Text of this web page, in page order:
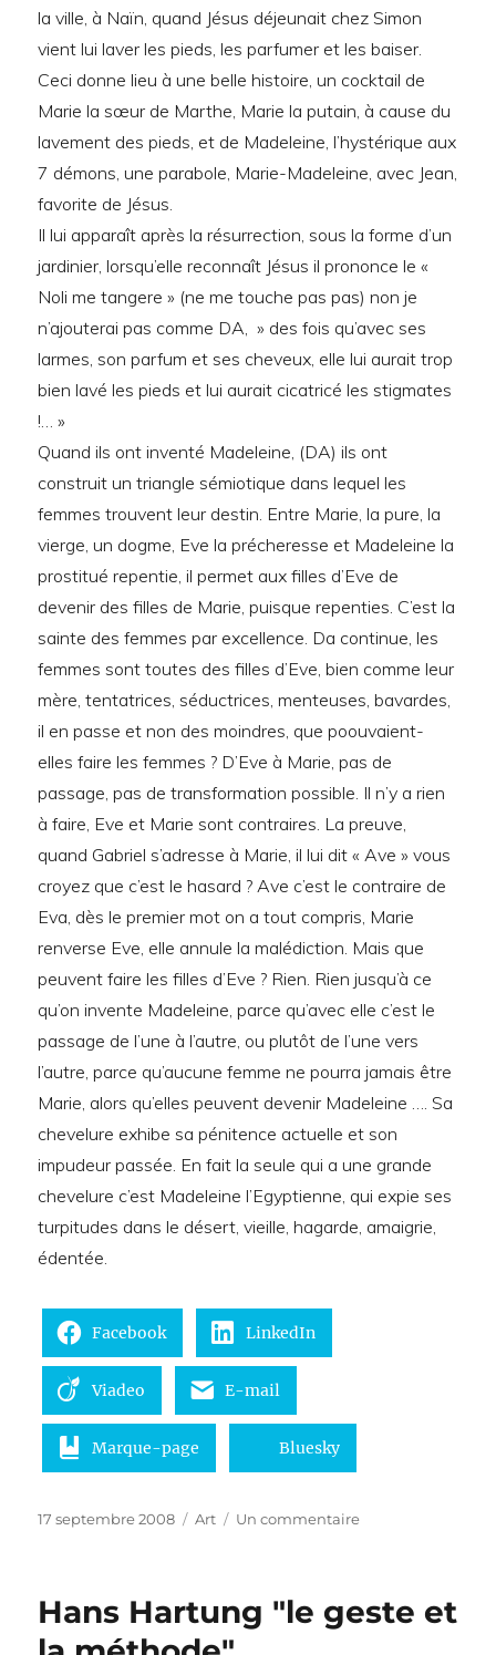
la ville, à Naïn, quand Jésus déjeunait chez Simon
vient lui laver les pieds, les parfumer et les baiser.
Ceci donne lieu à une belle histoire, un cocktail de
Marie la sœur de Marthe, Marie la putain, à cause du
lavement des pieds, et de Madeleine, l’hystérique aux
7 démons, une parabole, Marie-Madeleine, avec Jean,
favorite de Jésus.
Il lui apparaît après la résurrection, sous la forme d’un
jardinier, lorsqu’elle reconnaît Jésus il prononce le «
Noli me tangere » (ne me touche pas pas) non je
n’ajouterai pas comme DA, » des fois qu’avec ses
larmes, son parfum et ses cheveux, elle lui aurait trop
bien lavé les pieds et lui aurait cicatricé les stigmates
!… »
Quand ils ont inventé Madeleine, (DA) ils ont
construit un triangle sémiotique dans lequel les
femmes trouvent leur destin. Entre Marie, la pure, la
vierge, un dogme, Eve la précheresse et Madeleine la
prostitué repentie, il permet aux filles d’Eve de
devenir des filles de Marie, puisque repenties. C’est la
sainte des femmes par excellence. Da continue, les
femmes sont toutes des filles d’Eve, bien comme leur
mère, tentatrices, séductrices, menteuses, bavardes,
il en passe et non des moindres, que poouvaient-
elles faire les femmes ? D’Eve à Marie, pas de
passage, pas de transformation possible. Il n’y a rien
à faire, Eve et Marie sont contraires. La preuve,
quand Gabriel s’adresse à Marie, il lui dit « Ave » vous
croyez que c’est le hasard ? Ave c’est le contraire de
Eva, dès le premier mot on a tout compris, Marie
renverse Eve, elle annule la malédiction. Mais que
peuvent faire les filles d’Eve ? Rien. Rien jusqu’à ce
qu’on invente Madeleine, parce qu’avec elle c’est le
passage de l’une à l’autre, ou plutôt de l’une vers
l’autre, parce qu’aucune femme ne pourra jamais être
Marie, alors qu’elles peuvent devenir Madeleine …. Sa
chevelure exhibe sa pénitence actuelle et son
impudeur passée. En fait la seule qui a une grande
chevelure c’est Madeleine l’Egyptienne, qui expie ses
turpitudes dans le désert, vieille, hagarde, amaigrie,
édentée.
Facebook LinkedIn
Viadeo E-mail
Marque-page Bluesky
Publié
17 septembre 2008 Catégories
Art Un commentairesur
Hans Hartung "le geste et